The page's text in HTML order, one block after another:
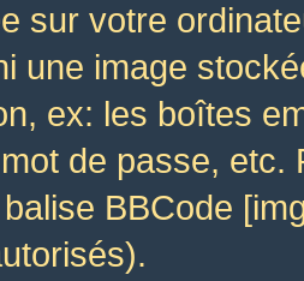
sur votre
une image
ex: les boîtes
de passe,
BBCode